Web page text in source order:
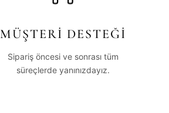
MÜŞTERİ DESTEĞİ
Sipariş öncesi ve sonrası tüm
süreçlerde yanınızdayız.